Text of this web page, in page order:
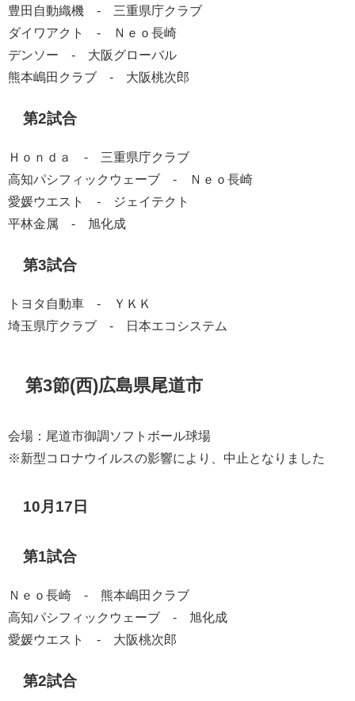
豊田自動織機 - 三重県庁クラブ
ダイワアクト - Ｎｅｏ長崎
デンソー - 大阪グローバル
熊本嶋田クラブ - 大阪桃次郎
第2試合
Ｈｏｎｄａ - 三重県庁クラブ
高知パシフィックウェーブ - Ｎｅｏ長崎
愛媛ウエスト - ジェイテクト
平林金属 - 旭化成
第3試合
トヨタ自動車 - ＹＫＫ
埼玉県庁クラブ - 日本エコシステム
第3節(西)広島県尾道市
会場：尾道市御調ソフトボール球場
※新型コロナウイルスの影響により、中止となりました
10月17日
第1試合
Ｎｅｏ長崎 - 熊本嶋田クラブ
高知パシフィックウェーブ - 旭化成
愛媛ウエスト - 大阪桃次郎
第2試合